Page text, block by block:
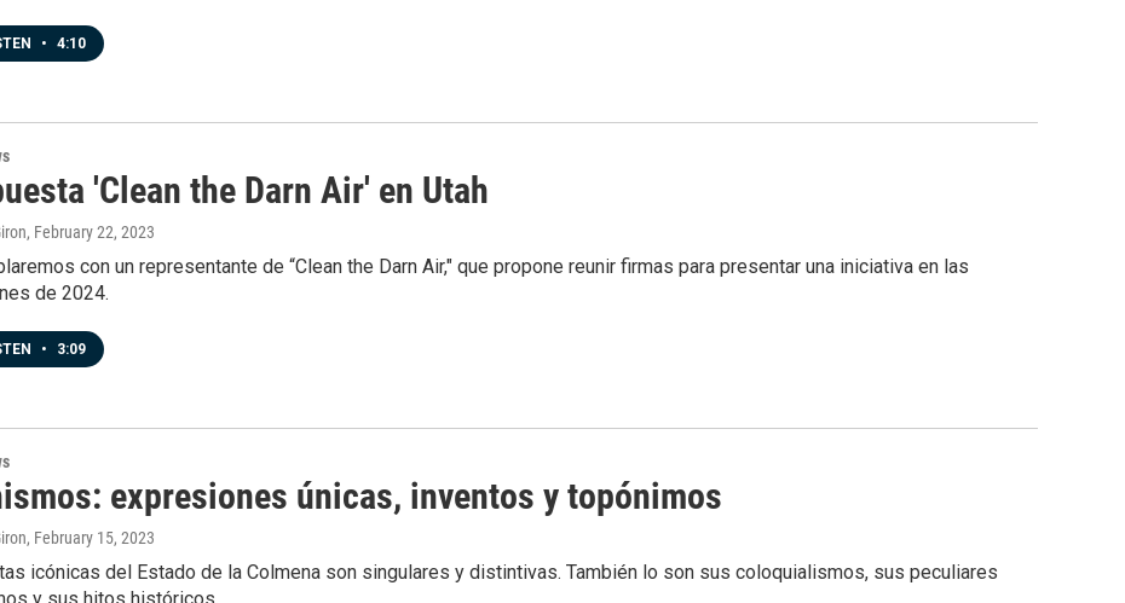
• 4:10
'Clean the Darn Air' en Utah
, February 22, 2023
con un representante de “Clean the Darn Air," que propone reunir firmas para presentar una iniciativa en las
de 2024.
• 3:09
expresiones únicas, inventos y topónimos
, February 15, 2023
icónicas del Estado de la Colmena son singulares y distintivas. También lo son sus coloquialismos, sus peculiares